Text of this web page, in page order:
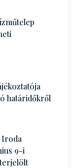
határidőkről
Iroda
9-i